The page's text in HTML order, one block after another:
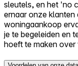
sleutels, en het 'no
ernaar onze
woningaankoop
je te begeleiden en
hoeft te maken